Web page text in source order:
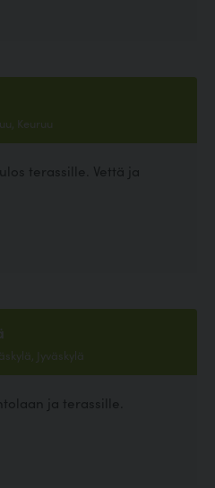
Keuruu
terassille. Vettä ja
Jyväskylä
ja terassille.